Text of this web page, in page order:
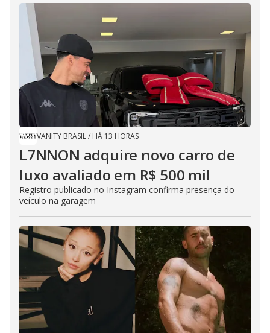
VANITY BRASIL/ HÁ 13 HORAS
L7NNON adquire novo carro de
luxo avaliado em R$ 500 mil
Registro publicado no Instagram confirma presença do
veículo na garagem